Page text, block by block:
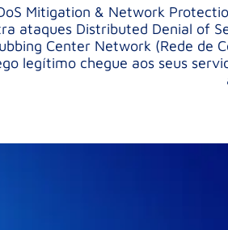
Mitigation & Network
ataques Distributed Denial of
Center Network (Rede de
legítimo chegue aos seus